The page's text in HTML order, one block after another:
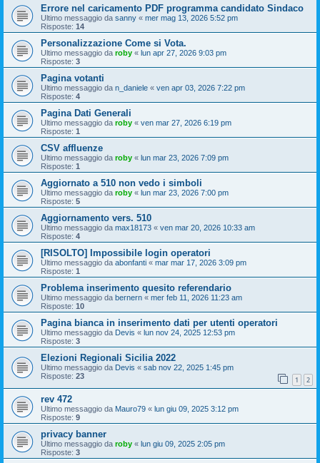
Errore nel caricamento PDF programma candidato Sindaco
Ultimo messaggio da sanny « mer mag 13, 2026 5:52 pm
Risposte: 14
Personalizzazione Come si Vota.
Ultimo messaggio da roby « lun apr 27, 2026 9:03 pm
Risposte: 3
Pagina votanti
Ultimo messaggio da n_daniele « ven apr 03, 2026 7:22 pm
Risposte: 4
Pagina Dati Generali
Ultimo messaggio da roby « ven mar 27, 2026 6:19 pm
Risposte: 1
CSV affluenze
Ultimo messaggio da roby « lun mar 23, 2026 7:09 pm
Risposte: 1
Aggiornato a 510 non vedo i simboli
Ultimo messaggio da roby « lun mar 23, 2026 7:00 pm
Risposte: 5
Aggiornamento vers. 510
Ultimo messaggio da max18173 « ven mar 20, 2026 10:33 am
Risposte: 4
[RISOLTO] Impossibile login operatori
Ultimo messaggio da abonfanti « mar mar 17, 2026 3:09 pm
Risposte: 1
Problema inserimento quesito referendario
Ultimo messaggio da bernern « mer feb 11, 2026 11:23 am
Risposte: 10
Pagina bianca in inserimento dati per utenti operatori
Ultimo messaggio da Devis « lun nov 24, 2025 12:53 pm
Risposte: 3
Elezioni Regionali Sicilia 2022
Ultimo messaggio da Devis « sab nov 22, 2025 1:45 pm
Risposte: 23 1 2
rev 472
Ultimo messaggio da Mauro79 « lun giu 09, 2025 3:12 pm
Risposte: 9
privacy banner
Ultimo messaggio da roby « lun giu 09, 2025 2:05 pm
Risposte: 3